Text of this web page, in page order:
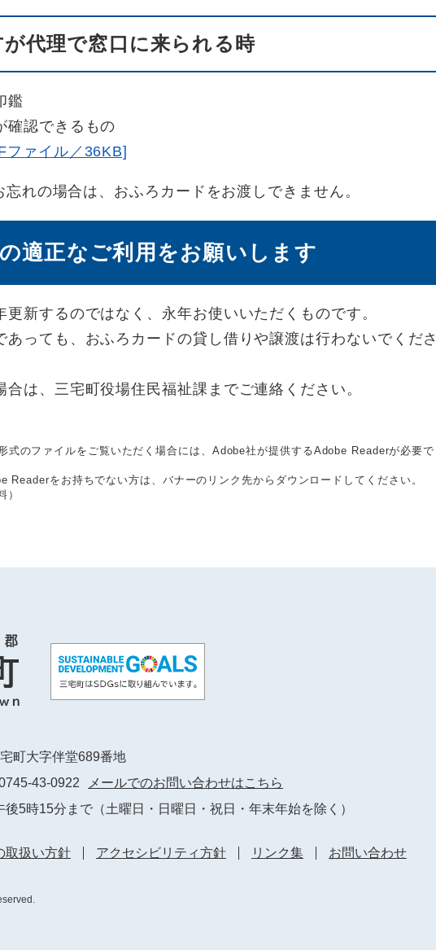
代理で窓口に来られる時
鑑
確認できるもの
ファイル／36KB]
れの場合は、おふろカードをお渡しできません。
適正なご利用をお願いします
更新するのではなく、永年お使いいただくものです。
あっても、おふろカードの貸し借りや譲渡は行わないでくださ
合は、三宅町役場住民福祉課までご連絡ください。
式のファイルをご覧いただく場合には、Adobe社が提供するAdobe Readerが必要で
Readerをお持ちでない方は、バナーのリンク先からダウンロードしてください。
）
町大字伴堂689番地
43-0922
メールでのお問い合わせはこちら
後5時15分まで （土曜日・日曜日・祝日・年末年始を除く）
取扱い方針 アクセシビリティ方針 リンク集 お問い合わせ